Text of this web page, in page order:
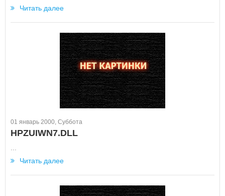
Читать далее
01 январь 2000, Суббота
HPZUIWN7.DLL
Читать далее